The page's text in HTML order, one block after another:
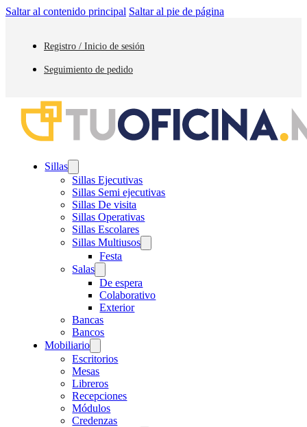
Saltar al contenido principal Saltar al pie de página
Registro / Inicio de sesión
Seguimiento de pedido
Sillas
Sillas Ejecutivas
Sillas Semi ejecutivas
Sillas De visita
Sillas Operativas
Sillas Escolares
Sillas Multiusos
Festa
Salas
De espera
Colaborativo
Exterior
Bancas
Bancos
Mobiliario
Escritorios
Mesas
Libreros
Recepciones
Módulos
Credenzas